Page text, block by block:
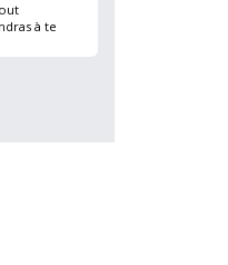
à te